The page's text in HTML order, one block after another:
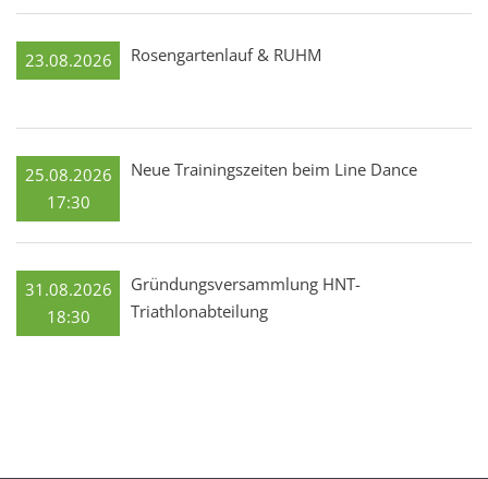
23.08.2026 Rosengartenlauf & RUHM
25.08.2026
17:30
Neue Trainingszeiten beim Line Dance
31.08.2026
18:30
Gründungsversammlung HNT-
Triathlonabteilung